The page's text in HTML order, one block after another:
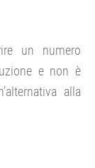
un numero
e non è
alla